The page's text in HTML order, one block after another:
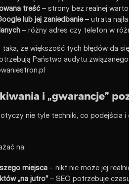
treść– strony bez realnej
lub jej zaniedbanie– utrata
– różny adres czy telefon w
że większość tych błędów da
Państwo audytu
i „gwarancje”
nie tyle techniki, co podejścia i
na:
miejsca – nikt nie może jej
„na jutro”– SEO potrzebuje